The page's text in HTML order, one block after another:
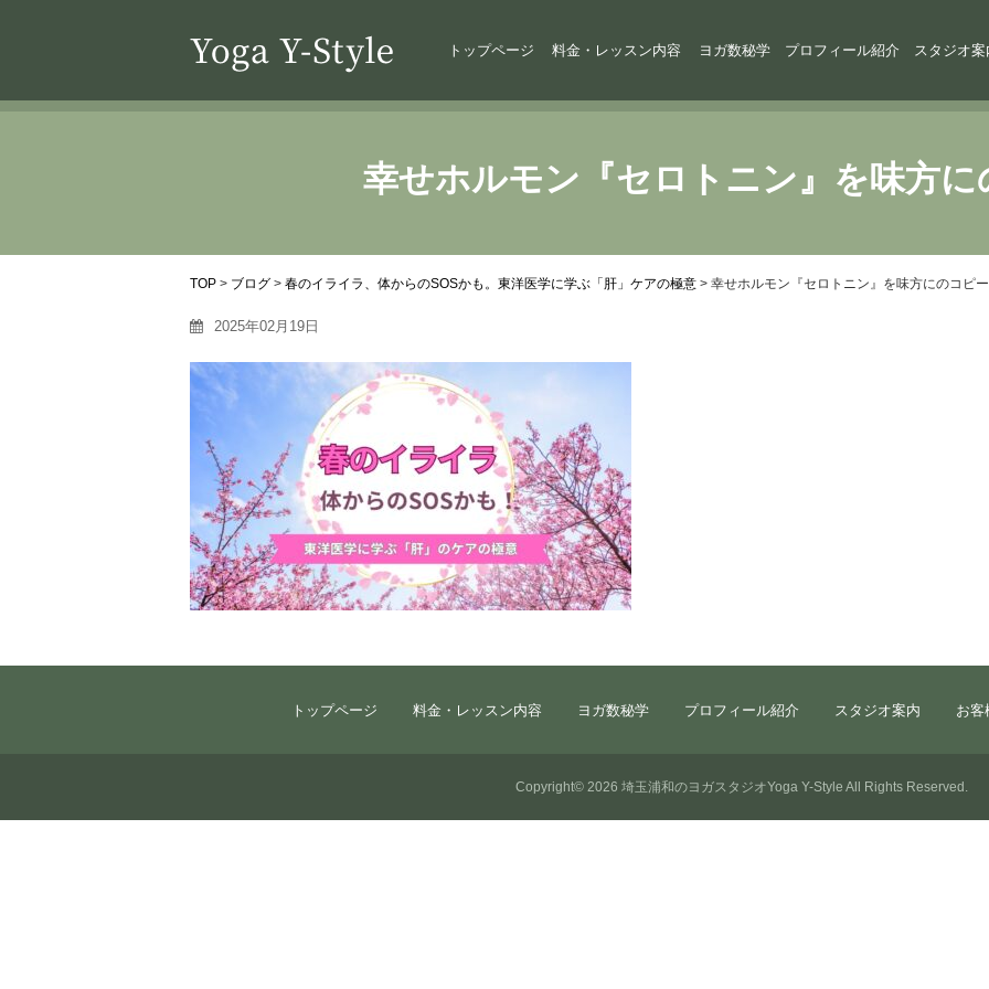
トップページ 料金・レッスン内容 ヨガ数秘学 プロフィール紹介 スタジオ案
幸せホルモン『セロトニン』を味方に
TOP > ブログ > 春のイライラ、体からのSOSかも。東洋医学に学ぶ「肝」ケアの極意 > 幸せホルモン『セロトニン』を味方にのコピー
2025年02月19日
トップページ 料金・レッスン内容 ヨガ数秘学 プロフィール紹介 スタジオ案内 お客
Copyright© 2026 埼玉浦和のヨガスタジオYoga Y-Style All Rights Reserved.